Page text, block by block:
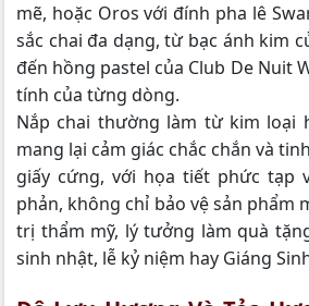
mẽ, hoặc Oros với đính pha lê
sắc chai đa dạng, từ bạc ánh kim
đến hồng pastel của Club De Nuit
tính của từng dòng.
Nắp chai thường làm từ kim loại
mang lại cảm giác chắc chắn và
giấy cứng, với họa tiết phức tạp
phản, không chỉ bảo vệ sản phẩm
trị thẩm mỹ, lý tưởng làm quà
sinh nhật, lễ kỷ niệm hay Giáng